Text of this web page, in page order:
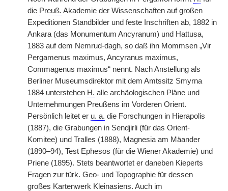
die Preuß. Akademie der Wissenschaften auf großen
Expeditionen Standbilder und feste Inschriften ab, 1882 in
Ankara (das Monumentum Ancyranum) und Hattusa,
1883 auf dem Nemrud-dagh, so daß ihn Mommsen „Vir
Pergamenus maximus, Ancyranus maximus,
Commagenus maximus“ nennt. Nach Anstellung als
Berliner Museumsdirektor mit dem Amtssitz Smyrna
1884 unterstehen H. alle archäologischen Pläne und
Unternehmungen Preußens im Vorderen Orient.
Persönlich leitet er u. a. die Forschungen in Hierapolis
(1887), die Grabungen in Sendjirli (für das Orient-
Komitee) und Tralles (1888), Magnesia am Mäander
(1890–94), Test Ephesos (für die Wiener Akademie) und
Priene (1895). Stets beantwortet er daneben Kieperts
Fragen zur türk. Geo- und Topographie für dessen
großes Kartenwerk Kleinasiens. Auch im